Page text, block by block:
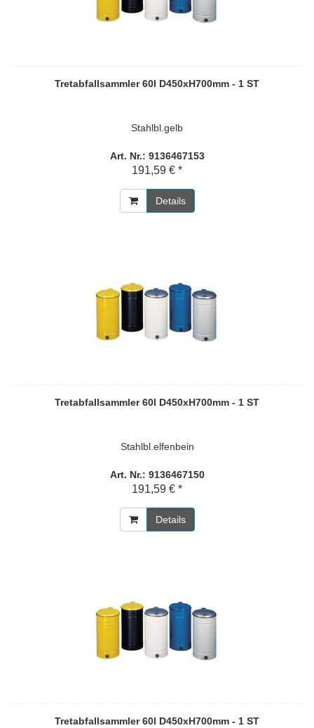
Tretabfallsammler 60l D450xH700mm - 1 ST
Stahlbl.gelb
Art. Nr.: 9136467153
191,59 € *
Details
Tretabfallsammler 60l D450xH700mm - 1 ST
Stahlbl.elfenbein
Art. Nr.: 9136467150
191,59 € *
Details
Tretabfallsammler 60l D450xH700mm - 1 ST